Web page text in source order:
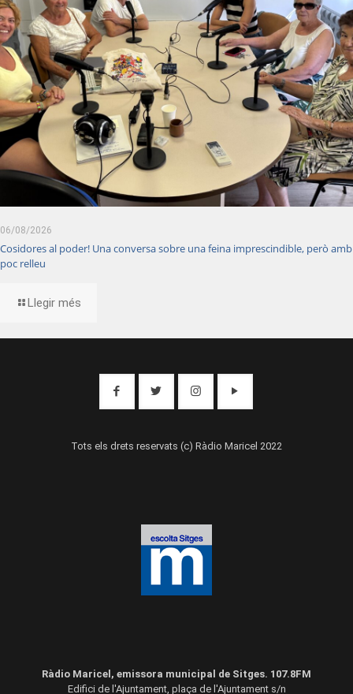
06/08/2026
Cosidores al poder! Una conversa sobre una feina imprescindible, però amb
poc relleu
Llegir més
Tots els drets reservats (c) Ràdio Maricel 2022
Ràdio Maricel, emissora municipal de Sitges. 107.8FM
Edifici de l'Ajuntament, plaça de l'Ajuntament s/n